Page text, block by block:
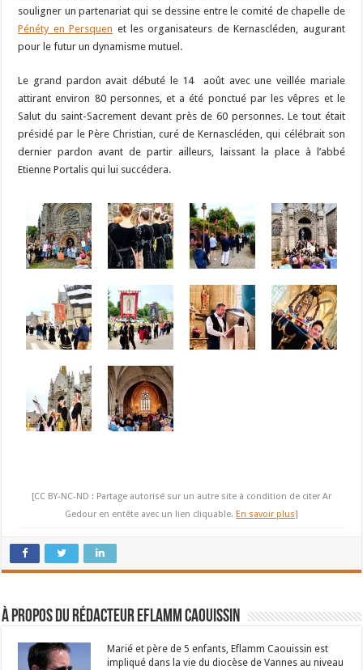
souligner un partenariat qui se dessine entre le comité de chapelle de
Pénéty en Persquen et les organisateurs de Kernascléden, augurant
pour le futur un dynamisme mutuel.
Le grand pardon avait débuté le 14 août avec une veillée mariale
attirant environ 80 personnes, et a été ponctué par les vêpres et le
Salut du saint-Sacrement devant près de 60 personnes. Le tout était
présidé par le Père Christian, curé de Kernascléden, qui célébrait son
dernier pardon avant de partir ailleurs, laissant la place à l’abbé
Etienne Portalis qui lui succédera.
[CC BY-NC-ND : Partage autorisé sur un autre site à condition de citer Ar
Gedour en entête avec un lien cliquable. En savoir plus]
À propos du rédacteur Eflamm Caouissin
Marié et père de 5 enfants, Eflamm Caouissin est
impliqué dans la vie du diocèse de Vannes au niveau